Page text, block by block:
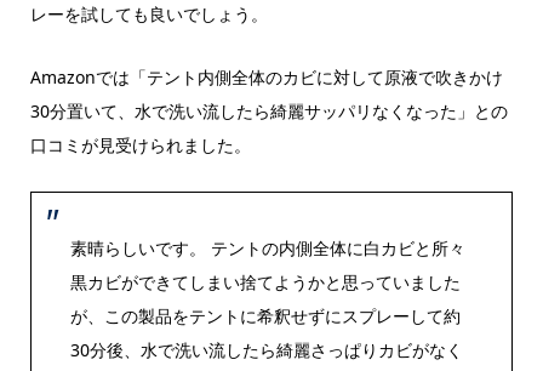
レーを試しても良いでしょう。
Amazonでは「テント内側全体のカビに対して原液で吹きかけ
30分置いて、水で洗い流したら綺麗サッパリなくなった」との
口コミが見受けられました。
素晴らしいです。 テントの内側全体に白カビと所々
黒カビができてしまい捨てようかと思っていました
が、この製品をテント に希釈せずにスプレーして約
30分後、水で洗い流したら綺麗さっぱりカビがなく